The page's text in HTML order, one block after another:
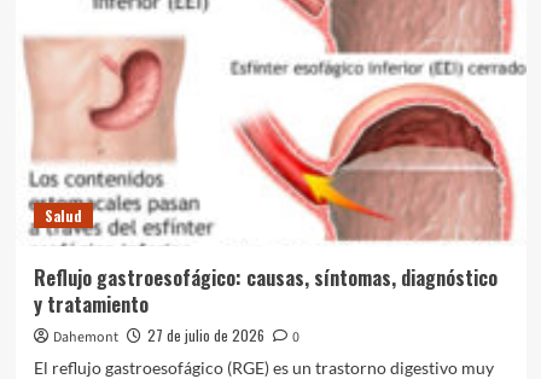
3
Salud
Lupus eritematoso sistémico: qué es, causas,
síntomas, diagnóstico y tratamiento
4
Salud
Esclerosis lateral amiotrófica (ELA): qué es,
causas, síntomas, diagnóstico y tratamiento
tratamiento y prevención
causas,
síntomas,
diagnóstico
tratamiento
Salud
Reflujo gastroesofágico: causas, síntomas, diagnóstico
y tratamiento
Dahemont 27 de julio de 2026
0
El reflujo gastroesofágico (RGE) es un trastorno digestivo muy